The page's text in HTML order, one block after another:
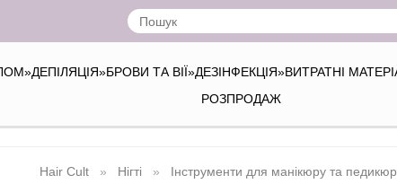
»ДЕПІЛЯЦІЯ»БРОВИ ТА ВІЇ»ДЕЗІНФЕКЦІЯ»ВИТРАТНІ
РОЗПРОДАЖ
Hair Cult Нігті Інструменти для манікюру та